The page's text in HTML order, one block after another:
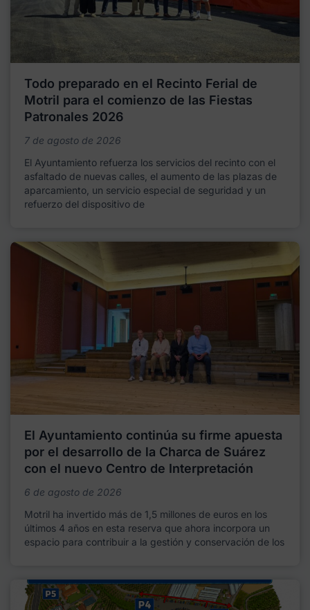
Todo preparado en el Recinto Ferial de
Motril para el comienzo de las Fiestas
Patronales 2026
7 de agosto de 2026
El Ayuntamiento refuerza los servicios del recinto con el
asfaltado de nuevas calles, el aumento de las plazas de
aparcamiento, un servicio especial de seguridad y un
refuerzo del dispositivo de
El Ayuntamiento continúa su firme apuesta
por el desarrollo de la Charca de Suárez
con el nuevo Centro de Interpretación
6 de agosto de 2026
Motril ha invertido más de 1,5 millones de euros en los
últimos 4 años en esta reserva que ahora incorpora un
espacio para contribuir a la gestión y conservación de los